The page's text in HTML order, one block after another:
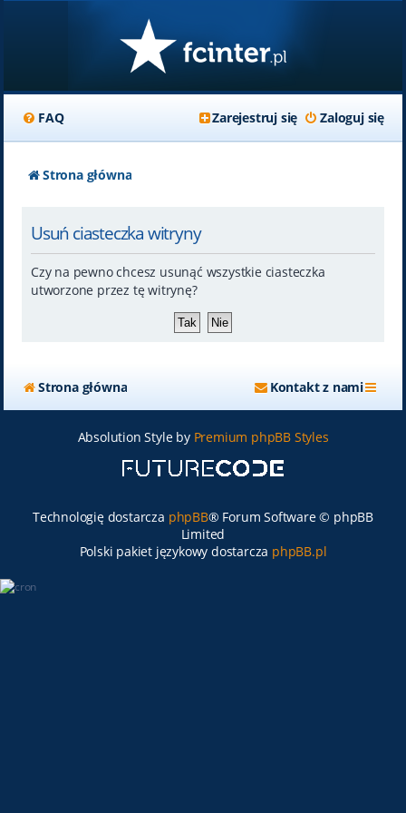
FAQ Zaloguj się
Zarejestruj się
Strona główna
Usuń ciasteczka witryny
Czy na pewno chcesz usunąć wszystkie ciasteczka
utworzone przez tę witrynę?
Strona główna Kontakt z nami
Absolution Style by Premium phpBB Styles
Technologię dostarcza phpBB® Forum Software © phpBB
Limited
Polski pakiet językowy dostarcza phpBB.pl